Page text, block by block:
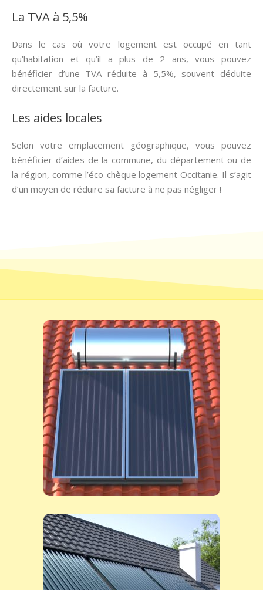
La TVA à 5,5%
Dans le cas où votre logement est occupé en tant
qu’habitation et qu’il a plus de 2 ans, vous pouvez
bénéficier d’une TVA réduite à 5,5%, souvent déduite
directement sur la facture.
Les aides locales
Selon votre emplacement géographique, vous pouvez
bénéficier d’aides de la commune, du département ou de
la région, comme l’éco-chèque logement Occitanie. Il s’agit
d’un moyen de réduire sa facture à ne pas négliger !